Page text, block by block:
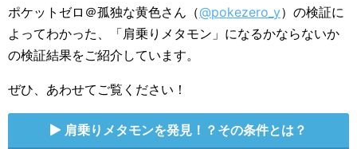
ポケットゼロ＠孤独な黄色さん（@pokezero_y）の検証に
よってわかった、「肩乗りメタモン」になるかならないか
の検証結果をご紹介しています。
ぜひ、あわせてご覧ください！
肩乗りメタモンを発見！？その条件とは？